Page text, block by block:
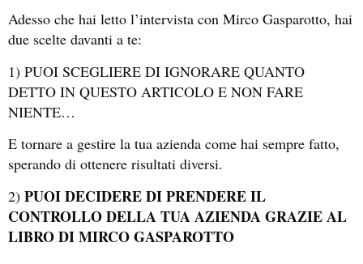
Adesso che hai letto l’intervista con Mirco Gasparotto, hai
due scelte davanti a te:
1) PUOI SCEGLIERE DI IGNORARE QUANTO
DETTO IN QUESTO ARTICOLO E NON FARE
NIENTE…
E tornare a gestire la tua azienda come hai sempre fatto,
sperando di ottenere risultati diversi.
2) PUOI DECIDERE DI PRENDERE IL
CONTROLLO DELLA TUA AZIENDA GRAZIE AL
LIBRO DI MIRCO GASPAROTTO